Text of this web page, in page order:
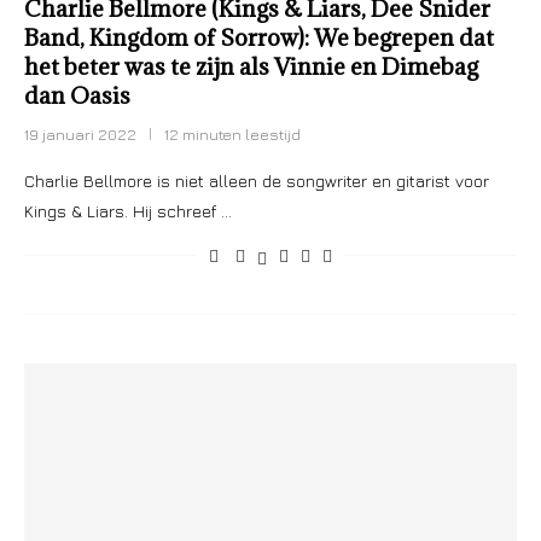
Charlie Bellmore (Kings & Liars, Dee Snider
Band, Kingdom of Sorrow): We begrepen dat
het beter was te zijn als Vinnie en Dimebag
dan Oasis
19 januari 2022 12 minuten leestijd
Charlie Bellmore is niet alleen de songwriter en gitarist voor
Kings & Liars. Hij schreef …